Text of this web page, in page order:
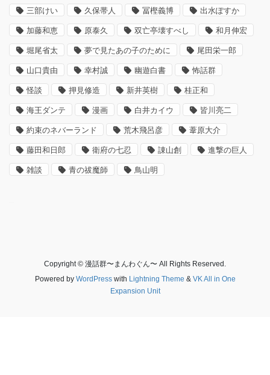
三部けい 久保帯人 冨樫義博 出水ぽすか
加藤和恵 原泰久 双亡亭壊すべし 和月伸宏
堀尾省太 夢で見たあの子のために 尾田栄一郎
山口貴由 幸村誠 幽遊白書 怖話群
怪談 押見修造 新井英樹 桂正和
海王ダンテ 漫画 白井カイウ 皆川亮二
約束のネバーランド 荒木飛呂彦 葦原大介
藤田和日郎 衛府の七忍 諌山創 進撃の巨人
雑談 青の祓魔師 鳥山明
Copyright © 漫話群〜まんわぐん〜 All Rights Reserved.
Powered by WordPresswith Lightning Theme & VK All in One
Expansion Unit